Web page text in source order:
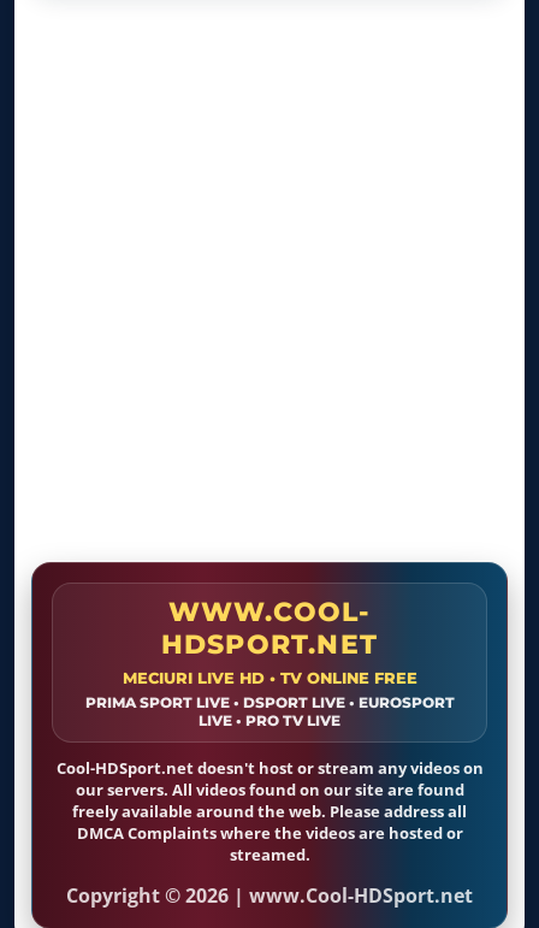
Live TV
Da Vinci Learning
WWW.COOL-
HDSPORT.NET
MECIURI LIVE HD • TV ONLINE FREE
PRIMA SPORT LIVE • DSPORT LIVE • EUROSPORT
LIVE • PRO TV LIVE
Cool-HDSport.net doesn't host or stream any videos on
our servers. All videos found on our site are found
freely available around the web. Please address all
DMCA Complaints where the videos are hosted or
streamed.
Copyright © 2026 | www.Cool-HDSport.net